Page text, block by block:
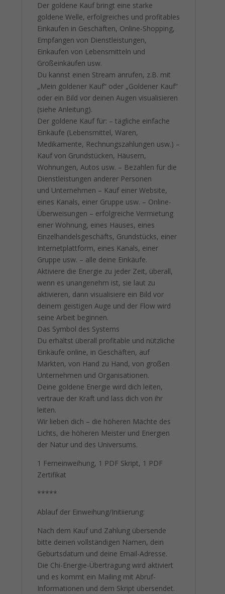
Der goldene Kauf bringt eine starke
goldene Welle, erfolgreiches und profitables
Einkaufen in Geschäften, Online-Shopping,
Empfangen von Dienstleistungen,
Einkaufen von Lebensmitteln und
Großeinkäufen usw.
Du kannst einen Stream anrufen, z.B. mit
„Mein goldener Kauf“ oder „Goldener Kauf“
oder ein Bild vor deinen Augen visualisieren
(siehe Anleitung).
Der goldene Kauf für: – tägliche einfache
Einkäufe (Lebensmittel, Waren,
Medikamente, Rechnungszahlungen usw.) –
Kauf von Grundstücken, Häusern,
Wohnungen, Autos usw. – Bezahlen für die
Dienstleistungen anderer Personen
und Unternehmen – Kauf einer Website,
eines Kanals, einer Gruppe usw. – Online-
Überweisungen – erfolgreiche Vermietung
einer Wohnung, eines Hauses, eines
Einzelhandelsgeschäfts, Grundstücks, einer
Internetplattform, eines Kanals, einer
Gruppe usw. – alle deine Einkäufe.
Aktiviere die Energie zu jeder Zeit, überall,
wenn es unangenehm ist, sie laut zu
aktivieren, dann visualisiere ein Bild vor
deinem geistigen Auge und der Flow wird
seine Arbeit beginnen.
Das Symbol des Systems
Du erhältst überall profitable und nützliche
Einkäufe online, in Geschäften, auf
Märkten, von Hand zu Hand, von großen
Unternehmen und Organisationen.
Deine goldene Energie wird dich leiten,
vertraue der Kraft und lass dich von ihr
leiten.
Wir lieben dich – die höheren Mächte des
Lichts, die höheren Meister und Energien
der Natur und des Universums.
1 Ferneinweihung, 1 PDF Skript, 1 PDF
Zertifikat
*****
Ablauf der Einweihung/Initiierung:
Nach dem Kauf und Zahlung übersende
bitte deinen vollständigen Namen, dein
Geburtsdatum und deine Email-Adresse.
Die Chi-Energie-Übertragung wird aktiviert
und es kommt ein Mailing mit Abruf-
Informationen und dem Skript übersendet.